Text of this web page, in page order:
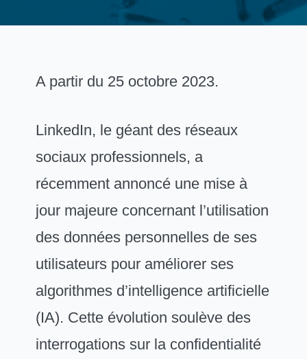
A partir du 25 octobre 2023.
LinkedIn, le géant des réseaux
sociaux professionnels, a
récemment annoncé une mise à
jour majeure concernant l’utilisation
des données personnelles de ses
utilisateurs pour améliorer ses
algorithmes d’intelligence artificielle
(IA). Cette évolution soulève des
interrogations sur la confidentialité